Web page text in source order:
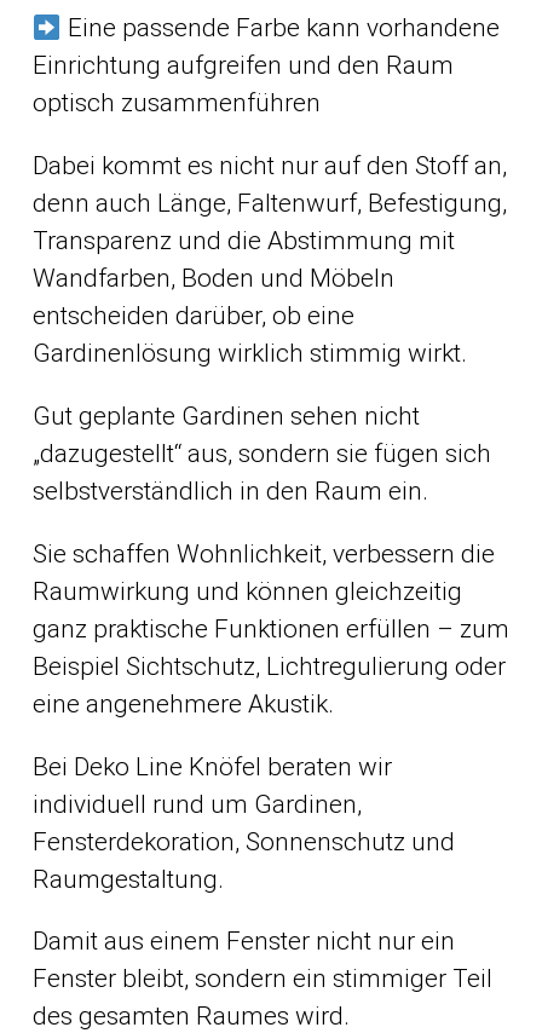
Eine passende Farbe kann vorhandene
Einrichtung aufgreifen und den Raum
optisch zusammenführen
Dabei kommt es nicht nur auf den Stoff an,
denn auch Länge, Faltenwurf, Befestigung,
Transparenz und die Abstimmung mit
Wandfarben, Boden und Möbeln
entscheiden darüber, ob eine
Gardinenlösung wirklich stimmig wirkt.
Gut geplante Gardinen sehen nicht
„dazugestellt“ aus, sondern sie fügen sich
selbstverständlich in den Raum ein.
Sie schaffen Wohnlichkeit, verbessern die
Raumwirkung und können gleichzeitig
ganz praktische Funktionen erfüllen – zum
Beispiel Sichtschutz, Lichtregulierung oder
eine angenehmere Akustik.
Bei Deko Line Knöfel beraten wir
individuell rund um Gardinen,
Fensterdekoration, Sonnenschutz und
Raumgestaltung.
Damit aus einem Fenster nicht nur ein
Fenster bleibt, sondern ein stimmiger Teil
des gesamten Raumes wird.